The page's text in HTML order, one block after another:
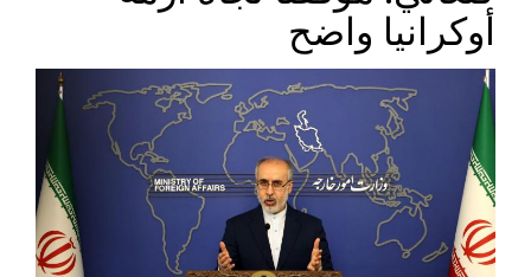
أوكرانيا واضح